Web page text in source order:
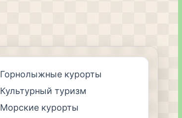
Горнолыжные курорты
Культурный туризм
Морские курорты